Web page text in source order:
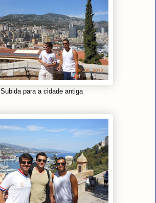
Subida para a cidade antiga